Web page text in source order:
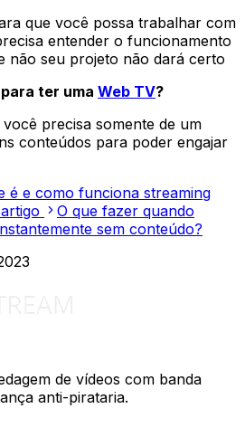
que você possa trabalhar com
entender o funcionamento
não seu projeto não dará certo
ter uma Web TV?
precisa somente de um
conteúdos para poder engajar
é e como funciona streaming
O que fazer quando
sem conteúdo?
de vídeos com banda
anti-pirataria.